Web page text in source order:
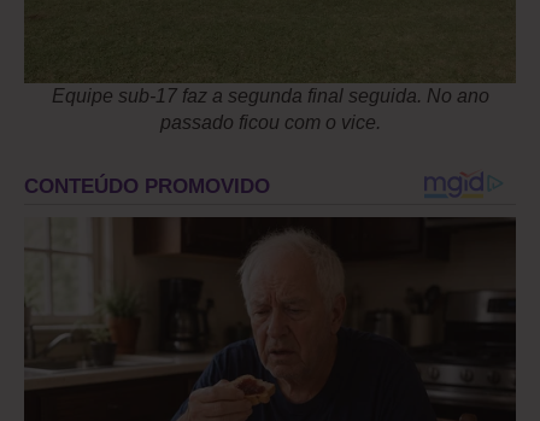
Equipe sub-17 faz a segunda final seguida. No ano
passado ficou com o vice.